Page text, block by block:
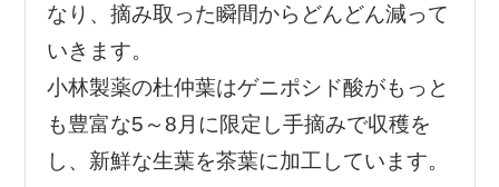
なり、摘み取った瞬間からどんどん減って
いきます。
小林製薬の杜仲葉はゲニポシド酸がもっと
も豊富な5～8月に限定し手摘みで収穫を
し、新鮮な生葉を茶葉に加工しています。